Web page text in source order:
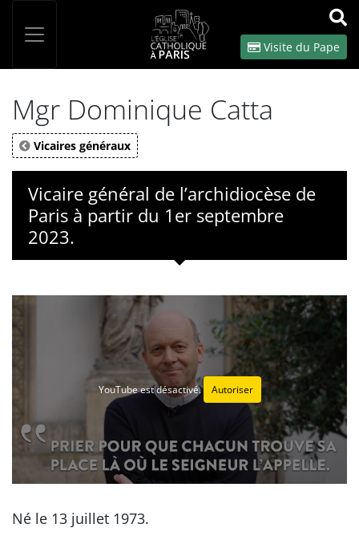
OK
Visite du Pape
Mgr Dominique Catta
Vicaires généraux
Vicaire général de l’archidiocèse de
Paris à partir du 1er septembre
2023.
YouTube est désactivé. Autoriser
Né le 13 juillet 1973.
Panneau de gestion des cookies